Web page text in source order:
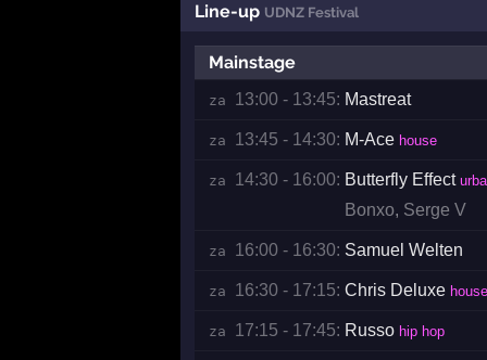
Line-up UDNZ Festival
Mainstage
za 13:00 - 13:45: Mastreat
za 13:45 - 14:30: M-Ace house
za 14:30 - 16:00: Butterfly Effect
Bonxo, Serge V
za 16:00 - 16:30: Samuel Welten
za 16:30 - 17:15: Chris Deluxe
za 17:15 - 17:45: Russo hip hop